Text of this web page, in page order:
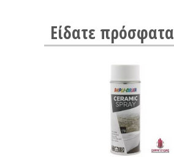
Είδατε πρόσφατα